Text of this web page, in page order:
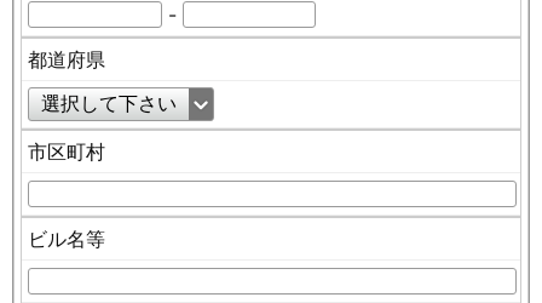
-
都道府県
市区町村
ビル名等